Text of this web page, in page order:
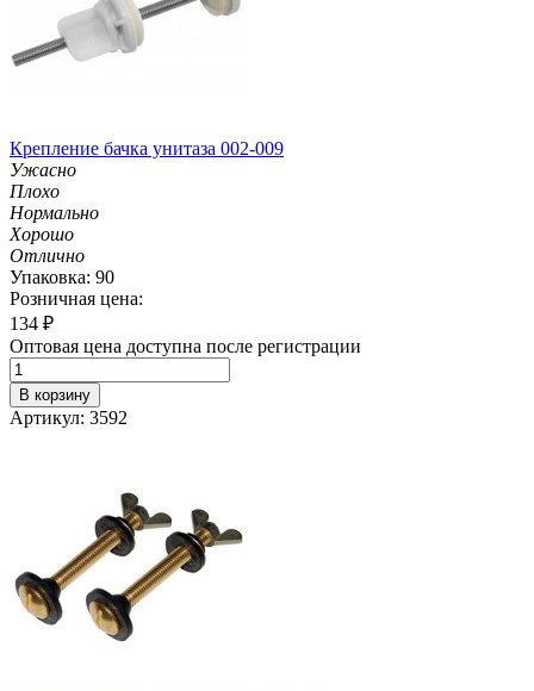
Крепление бачка унитаза 002-009
Ужасно
Плохо
Нормально
Хорошо
Отлично
Упаковка: 90
Розничная цена:
134 ₽
Оптовая цена доступна после регистрации
В корзину
Артикул: 3592